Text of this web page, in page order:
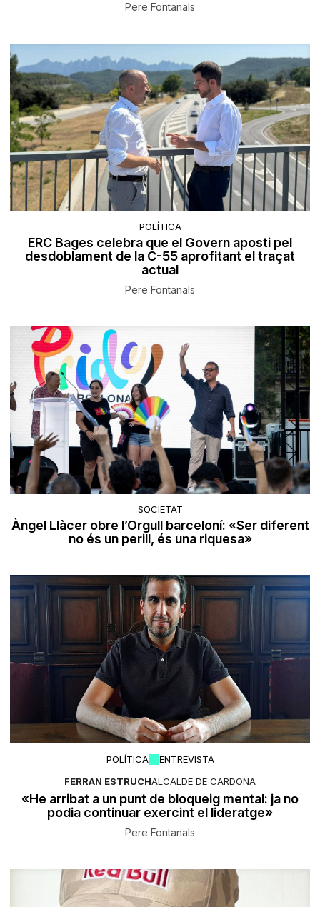
Pere Fontanals
POLÍTICA
ERC Bages celebra que el Govern aposti pel
desdoblament de la C-55 aprofitant el traçat
actual
Pere Fontanals
SOCIETAT
Àngel Llàcer obre l’Orgull barceloní: «Ser diferent
no és un perill, és una riquesa»
POLÍTICA
ENTREVISTA
FERRAN ESTRUCHALCALDE DE CARDONA
«He arribat a un punt de bloqueig mental: ja no
podia continuar exercint el lideratge»
Pere Fontanals